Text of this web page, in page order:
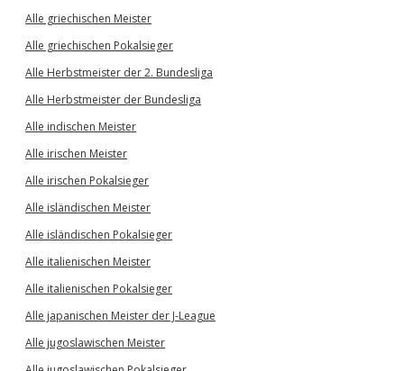
Alle griechischen Meister
Alle griechischen Pokalsieger
Alle Herbstmeister der 2. Bundesliga
Alle Herbstmeister der Bundesliga
Alle indischen Meister
Alle irischen Meister
Alle irischen Pokalsieger
Alle isländischen Meister
Alle isländischen Pokalsieger
Alle italienischen Meister
Alle italienischen Pokalsieger
Alle japanischen Meister der J-League
Alle jugoslawischen Meister